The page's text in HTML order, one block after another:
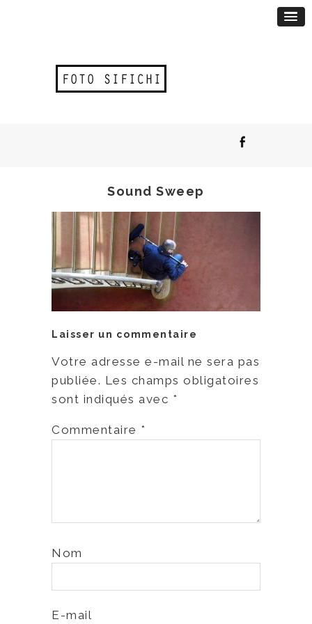
Sound Sweep
Laisser un commentaire
Votre adresse e-mail ne sera pas
publiée. Les champs obligatoires
sont indiqués avec *
Commentaire *
Nom
E-mail